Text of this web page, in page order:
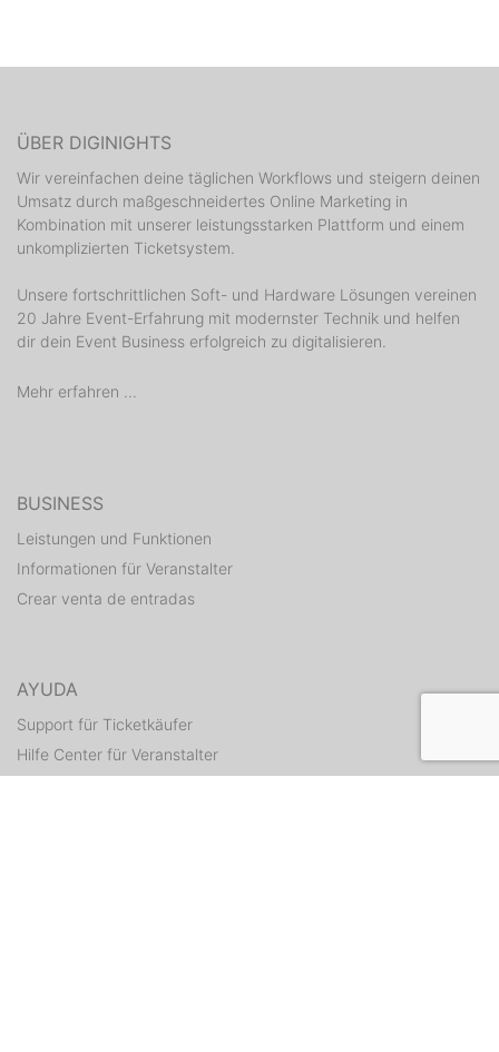
ÜBER DIGINIGHTS
Wir vereinfachen deine täglichen Workflows und steigern deinen
Umsatz durch maßgeschneidertes Online Marketing in
Kombination mit unserer leistungsstarken Plattform und einem
unkomplizierten Ticketsystem.
Unsere fortschrittlichen Soft- und Hardware Lösungen vereinen
20 Jahre Event-Erfahrung mit modernster Technik und helfen
dir dein Event Business erfolgreich zu digitalisieren.
Mehr erfahren ...
BUSINESS
Leistungen und Funktionen
Informationen für Veranstalter
Crear venta de entradas
AYUDA
Support für Ticketkäufer
Hilfe Center für Veranstalter